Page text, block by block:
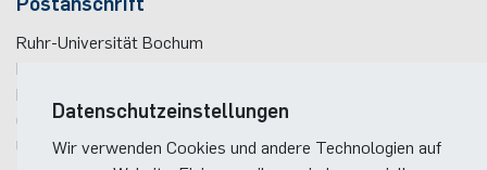
Ruhr-Universität Bochum
Fakultät für Elektrotechnik und Informationstechnik
Integrierte Systeme
Gebäude ID, Postfach15
Universitätsstraße 150
Datenschutzeinstellungen
Wir verwenden Cookies und andere Technologien auf